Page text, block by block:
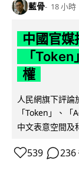
藍骨 18 小時
中國官
「
權
人民網旗下評論
「Token」、
中文表意空間及
539 236